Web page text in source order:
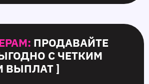
ПРОДАВАЙТЕ
С ЧЕТКИМ
ВЫПЛАТ ]